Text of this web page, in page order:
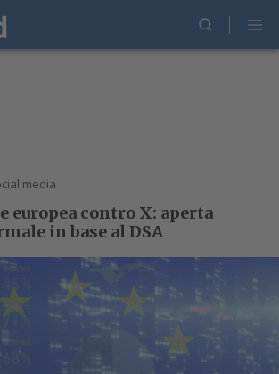
media
europea contro X: aperta
in base al DSA